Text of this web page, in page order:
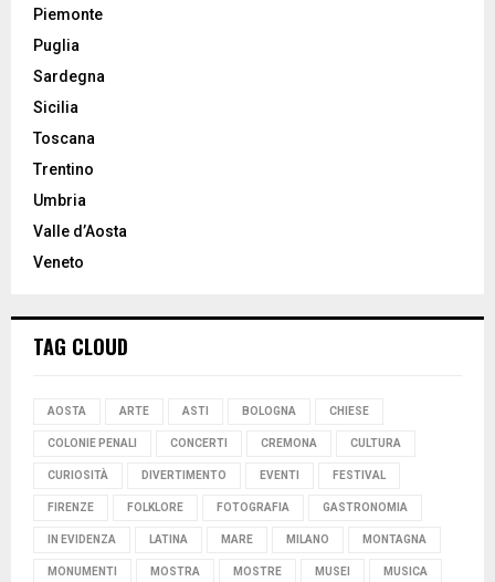
Piemonte
Puglia
Sardegna
Sicilia
Toscana
Trentino
Umbria
Valle d’Aosta
Veneto
TAG CLOUD
AOSTA ARTE ASTI BOLOGNA CHIESE
COLONIE PENALI CONCERTI CREMONA CULTURA
CURIOSITÀ DIVERTIMENTO EVENTI FESTIVAL
FIRENZE FOLKLORE FOTOGRAFIA GASTRONOMIA
IN EVIDENZA LATINA MARE MILANO MONTAGNA
MONUMENTI MOSTRA MOSTRE MUSEI MUSICA